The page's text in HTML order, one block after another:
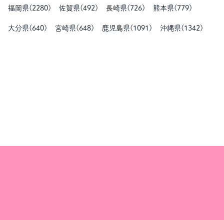
福岡県( 2280) 佐賀県(492 ) 長崎県( 726) 熊本県( 779)
大分県( 640) 宮崎県( 648) 鹿児島県( 1091 ) 沖縄県( 1342 )